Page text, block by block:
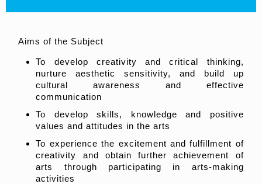
Aims of the Subject
To develop creativity and critical thinking,
nurture aesthetic sensitivity, and build up
cultural awareness and effective
communication
To develop skills, knowledge and positive
values and attitudes in the arts
To experience the excitement and fulfillment of
creativity and obtain further achievement of
arts through participating in arts-making
activities